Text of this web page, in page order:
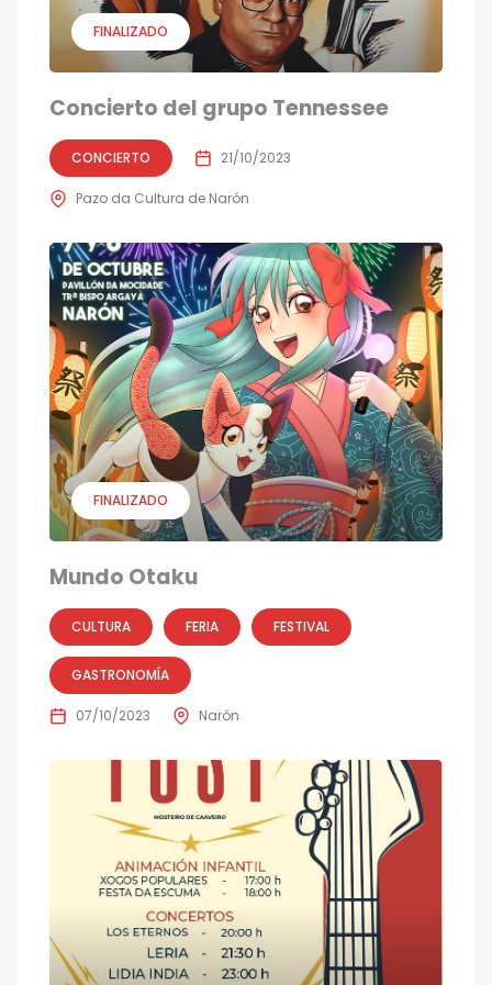
FINALIZADO
Concierto del grupo Tennessee
CONCIERTO 21/10/2023
Pazo da Cultura de Narón
FINALIZADO
Mundo Otaku
CULTURA FERIA FESTIVAL
GASTRONOMÍA
07/10/2023 Narón